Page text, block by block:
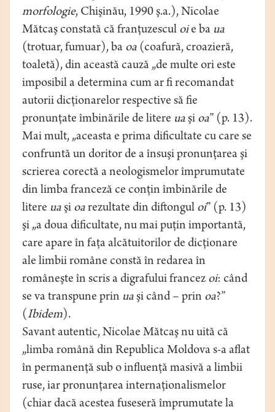
morfologie, Chişinău, 1990 ş.a.), Nicolae
Mătcaş constată că franţuzescul oie ba ua
(trotuar, fumuar), ba oa (coafură, croazieră,
toaletă), din această cauză „de multe ori este
imposibil a determina cum ar ﬁ recomandat
autorii dicţionarelor respective să ﬁe
pronunţate îmbinările de litere uaşi oa” (p. 13).
Mai mult, „aceasta e prima diﬁcultate cu care se
confruntă un doritor de a însuşi pronunţarea şi
scrierea corectă a neologismelor împrumutate
din limba franceză ce conţin îmbinările de
litere uaşi oarezultate din diftongul oi” (p. 13)
şi „a doua diﬁcultate, nu mai puţin importantă,
care apare în faţa alcătuitorilor de dicţionare
ale limbii române constă în redarea în
româneşte în scris a digrafului francez oi: când
se va transpune prin uaşi când – prin oa?”
(Ibidem).
Savant autentic, Nicolae Mătcaş nu uită că
„limba română din Republica Moldova s-a aﬂat
în permanenţă sub o inﬂuenţă masivă a limbii
ruse, iar pronunţarea internaţionalismelor
(chiar dacă acestea fuseseră împrumutate la